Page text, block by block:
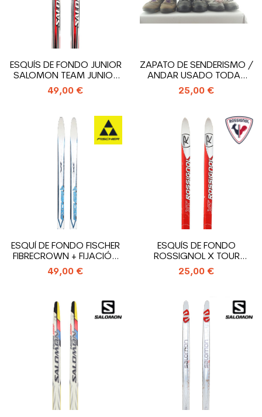
ESQUÍS DE FONDO JUNIOR
SALOMON TEAM JUNIOR
CONTAGRIP...
49,00 €
ZAPATO DE SENDERISMO /
ANDAR USADO TODAS
LAS MARCAS...
25,00 €
ESQUÍ DE FONDO FISCHER
FIBRECROWN + FIJACIÓN
SNS...
49,00 €
ESQUÍS DE FONDO
ROSSIGNOL X TOUR
VENTURE +...
25,00 €